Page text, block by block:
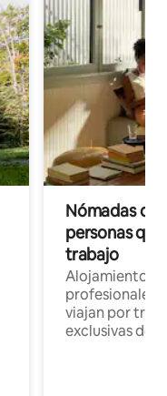
Nómadas
personas
trabajo
Alojamientos
profesionales
viajan por
exclusivas de